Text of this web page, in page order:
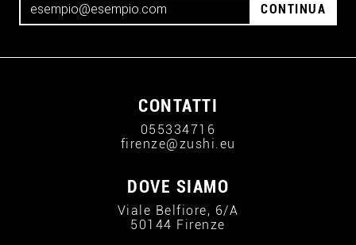
CONTINUA
CONTATTI
055334716
firenze@zushi.eu
DOVE SIAMO
Viale Belfiore, 6/A
50144 Firenze